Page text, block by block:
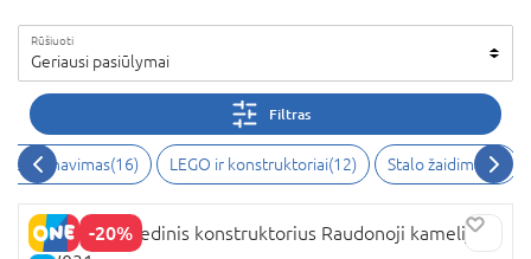
Rūšiuoti
Geriausi pasiūlymai
Filtras
(16) LEGO ir konstruktoriai(12) Stalo žaidimai (4
-20%
ROWOOD Medinis konstruktorius Raudonoji kamelija,